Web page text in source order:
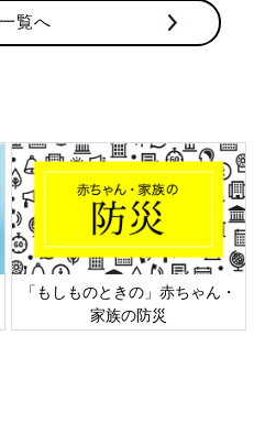
覧へ
六星占術 細木かおりさんの人生
相談